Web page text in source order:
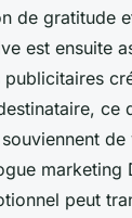
de gratitude
est ensuite
publicitaires
ce
de
marketing
peut